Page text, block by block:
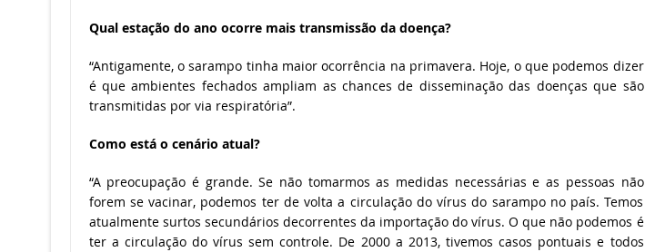
Qual estação do ano ocorre mais transmissão da doença?
“Antigamente, o sarampo tinha maior ocorrência na primavera. Hoje, o que podemos dizer
é que ambientes fechados ampliam as chances de disseminação das doenças que são
transmitidas por via respiratória”.
Como está o cenário atual?
“A preocupação é grande. Se não tomarmos as medidas necessárias e as pessoas não
forem se vacinar, podemos ter de volta a circulação do vírus do sarampo no país. Temos
atualmente surtos secundários decorrentes da importação do vírus. O que não podemos é
ter a circulação do vírus sem controle. De 2000 a 2013, tivemos casos pontuais e todos